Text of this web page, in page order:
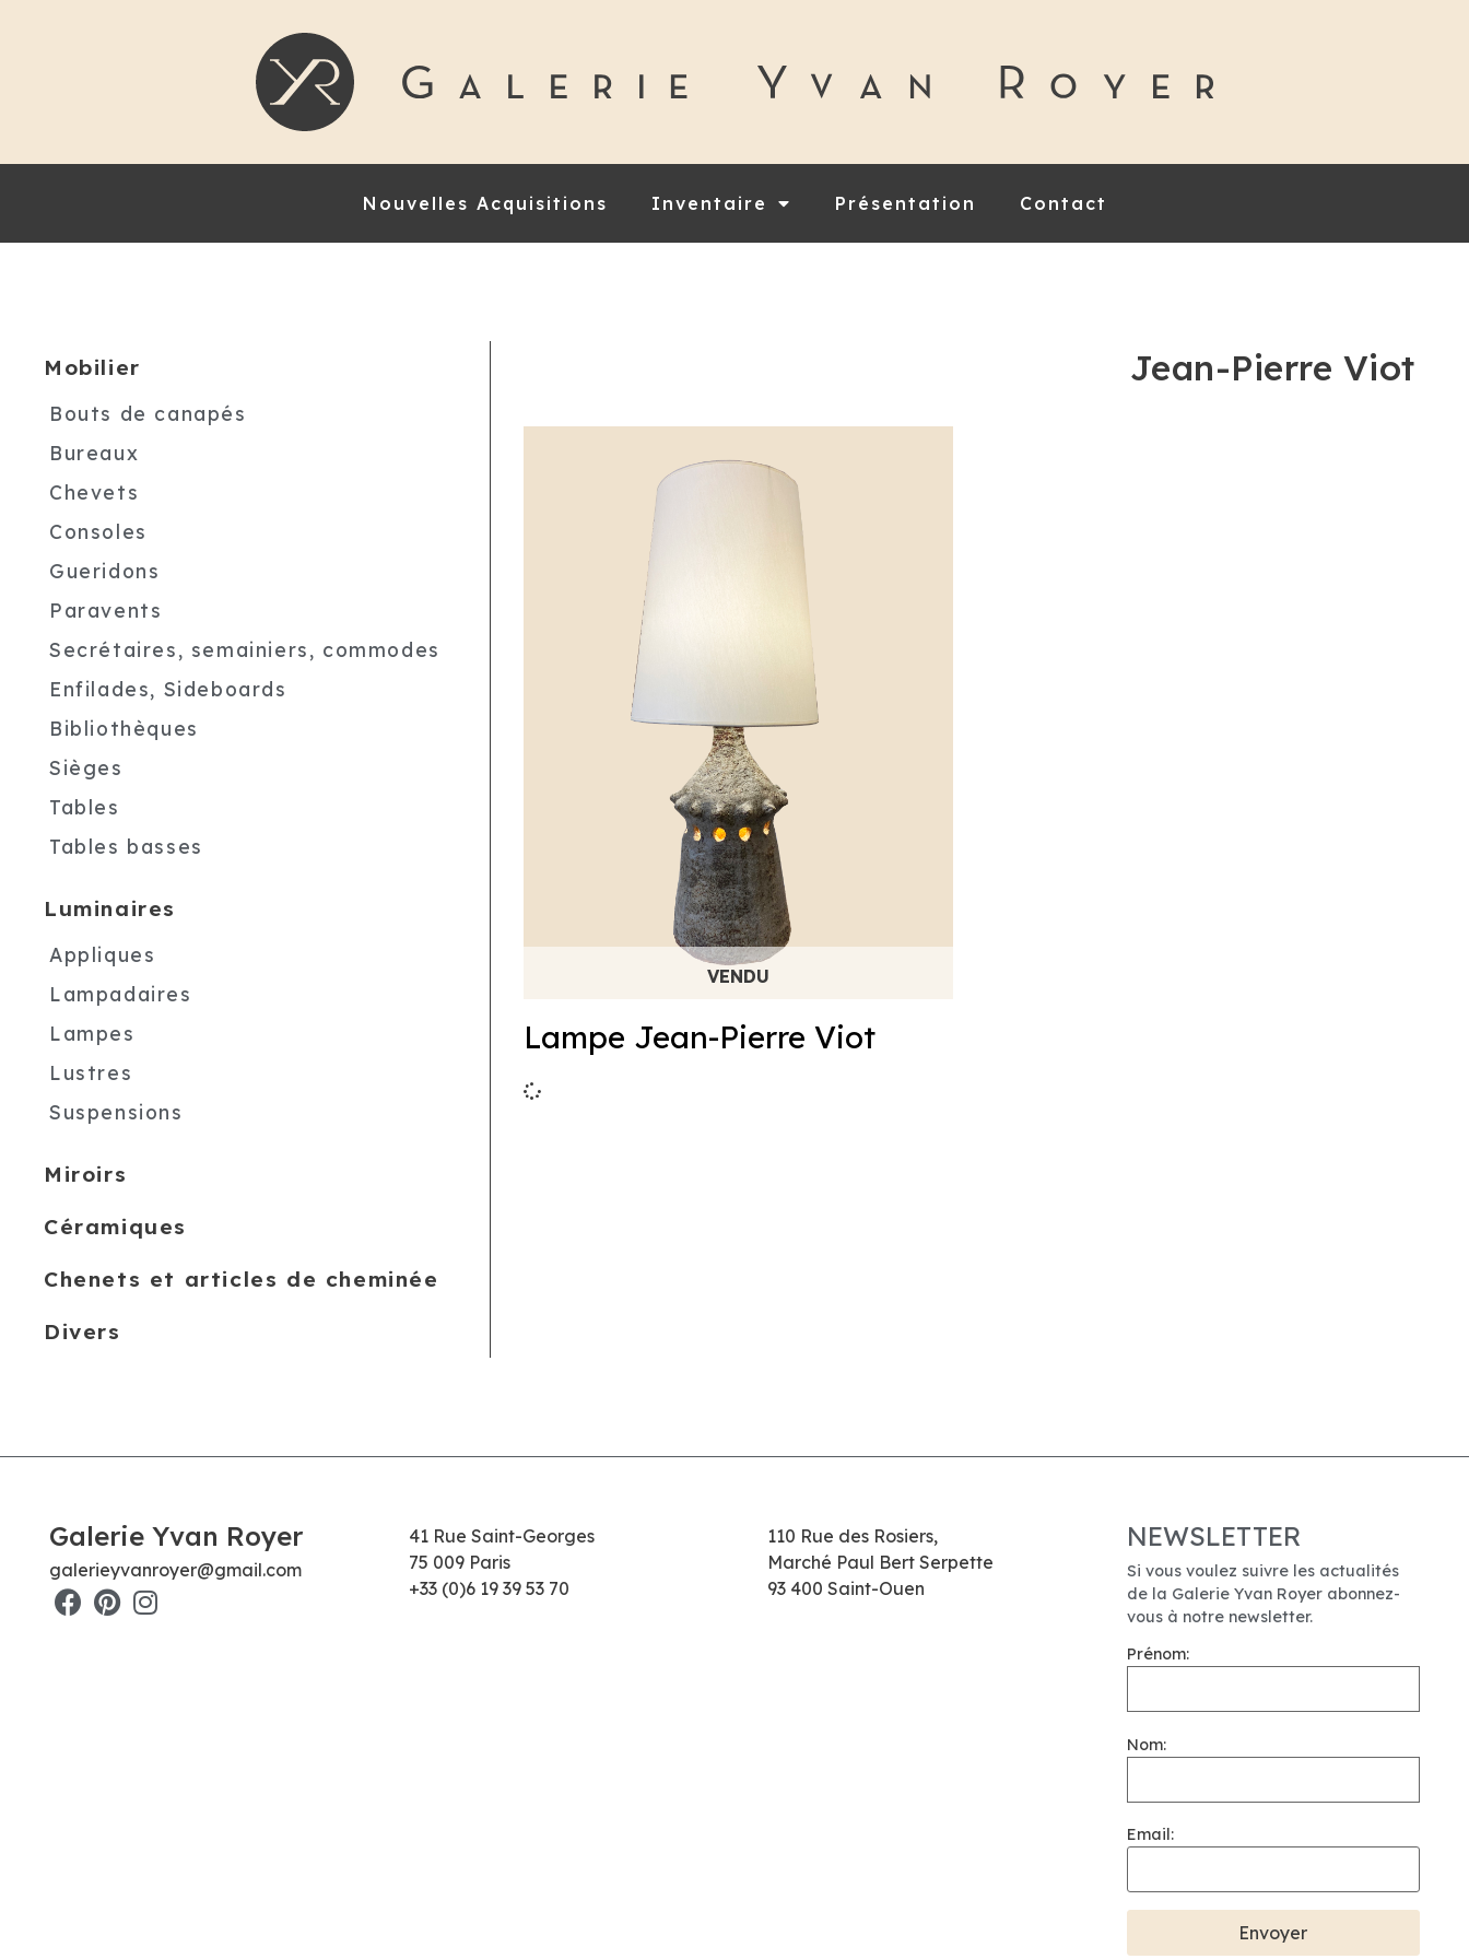
Nouvelles Acquisitions Inventaire Présentation Contact
Mobilier
Bouts de canapés
Bureaux
Chevets
Consoles
Gueridons
Paravents
Secrétaires, semainiers, commodes
Enfilades, Sideboards
Bibliothèques
Sièges
Tables
Tables basses
Luminaires
Appliques
Lampadaires
Lampes
Lustres
Suspensions
Miroirs
Céramiques
Chenets et articles de cheminée
Divers
Jean-Pierre Viot
Lampe Jean-Pierre Viot
Galerie Yvan Royer
galerieyvanroyer@gmail.com
41 Rue Saint-Georges
75 009 Paris
+33 (0)6 19 39 53 70
110 Rue des Rosiers,
Marché Paul Bert Serpette
93 400 Saint-Ouen
NEWSLETTER
Si vous voulez suivre les actualités
de la Galerie Yvan Royer abonnez-
vous à notre newsletter.
Prénom:
Nom:
Email: